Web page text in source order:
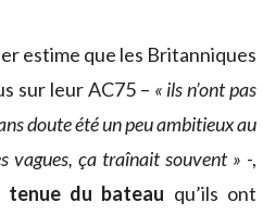
estime que les Britanniques
sur leur AC75 – « ils n’ont pas
doute été un peu ambitieux au
vagues, ça traînait souvent » -,
du bateau qu’ils ont